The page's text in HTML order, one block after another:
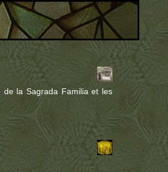
la Sagrada Familia et les